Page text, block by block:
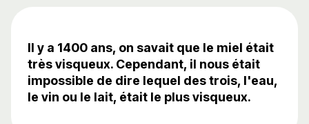
Il y a 1400 ans, on savait que le miel était
très visqueux. Cependant, il nous était
impossible de dire lequel des trois, l'eau,
le vin ou le lait, était le plus visqueux.